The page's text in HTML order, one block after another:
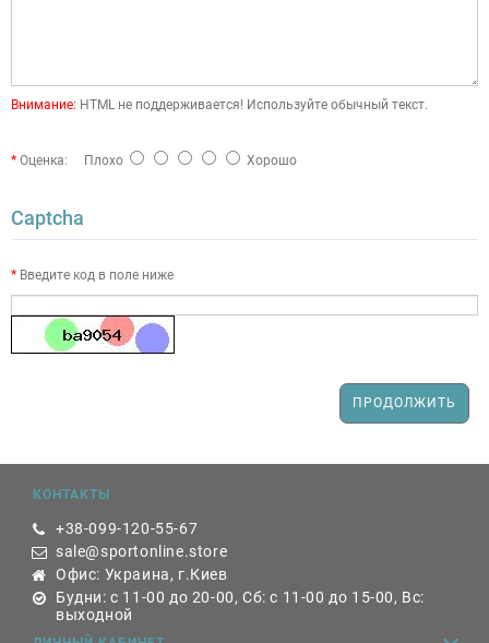
Внимание: HTML не поддерживается! Используйте обычный текст.
Оценка: Плохо Хорошо
Captcha
Введите код в поле ниже
ПРОДОЛЖИТЬ
КОНТАКТЫ
+38-099-120-55-67
sale@sportonline.store
Офис: Украина, г.Киев
Будни: с 11-00 до 20-00, Сб: с 11-00 до 15-00, Вс:
выходной